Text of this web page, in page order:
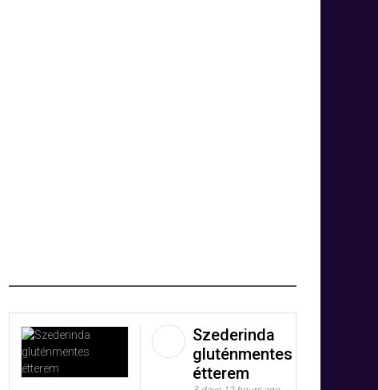
Szederinda
gluténmentes
étterem